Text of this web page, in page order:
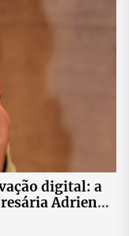
digital: a
Adriene